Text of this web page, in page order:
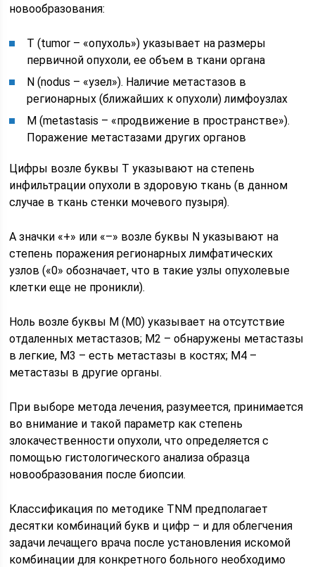
новообразования:
T (tumor – «опухоль») указывает на размеры
первичной опухоли, ее объем в ткани органа
N (nodus – «узел»). Наличие метастазов в
регионарных (ближайших к опухоли) лимфоузлах
М (metastasis – «продвижение в пространстве»).
Поражение метастазами других органов
Цифры возле буквы T указывают на степень
инфильтрации опухоли в здоровую ткань (в данном
случае в ткань стенки мочевого пузыря).
А значки «+» или «–» возле буквы N указывают на
степень поражения регионарных лимфатических
узлов («0» обозначает, что в такие узлы опухолевые
клетки еще не проникли).
Ноль возле буквы М (М0) указывает на отсутствие
отдаленных метастазов; М2 – обнаружены метастазы
в легкие, М3 – есть метастазы в костях; М4 –
метастазы в другие органы.
При выборе метода лечения, разумеется, принимается
во внимание и такой параметр как степень
злокачественности опухоли, что определяется с
помощью гистологического анализа образца
новообразования после биопсии.
Классификация по методике TNM предполагает
десятки комбинаций букв и цифр – и для облегчения
задачи лечащего врача после установления искомой
комбинации для конкретного больного необходимо